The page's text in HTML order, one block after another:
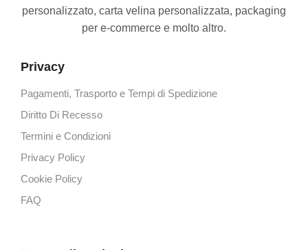
personalizzato, carta velina personalizzata, packaging
per e-commerce e molto altro.
Privacy
Pagamenti, Trasporto e Tempi di Spedizione
Diritto Di Recesso
Termini e Condizioni
Privacy Policy
Cookie Policy
FAQ